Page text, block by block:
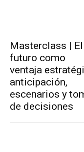
Masterclass | El
futuro como
ventaja
anticipación,
escenarios y
de decisiones